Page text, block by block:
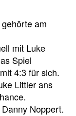
am
mit Luke
Spiel
4:3 für sich.
Littler ans
Noppert.